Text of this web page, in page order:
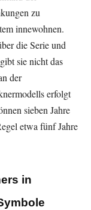
zu
innewohnen.
die Serie und
sie nicht das
der
erfolgt
sieben Jahre
etwa fünf Jahre
in